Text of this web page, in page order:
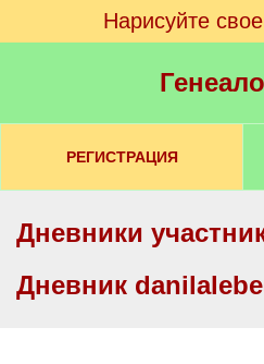
Нарисуйте
РЕГИСТРАЦИЯ
Дневники
Дневник